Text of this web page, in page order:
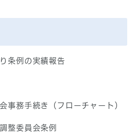
条例の実績報告
事務手続き（フローチャート）
整委員会条例